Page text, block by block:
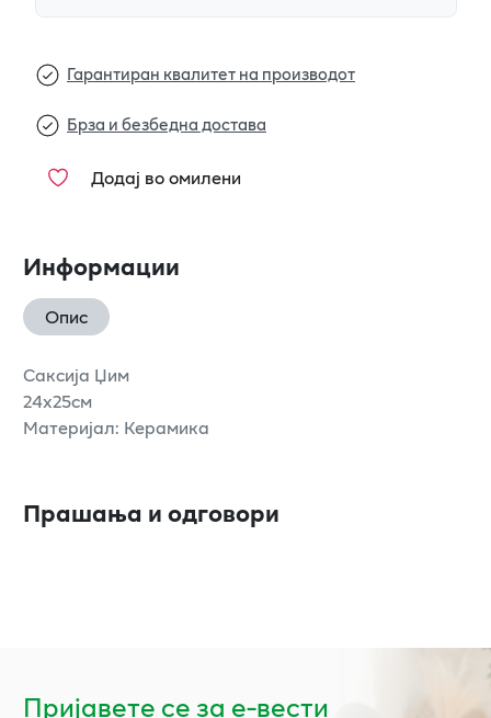
Гарантиран квалитет на производот
Брза и безбедна достава
Додај во омилени
Информации
Опис
Саксија Џим
24х25см
Материјал: Керамика
Прашања и одговори
Пријавете се за е-вести